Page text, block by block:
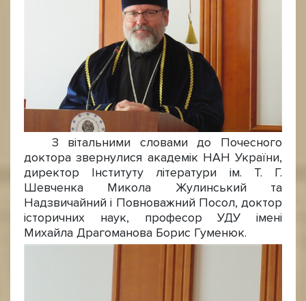
З вітальними словами до Почесного
доктора звернулися академік НАН України,
директор Інституту літератури ім. Т. Г.
Шевченка Микола Жулинський та
Надзвичайний і Повноважний Посол, доктор
історичних наук, професор УДУ імені
Михайла Драгоманова Борис Гуменюк.